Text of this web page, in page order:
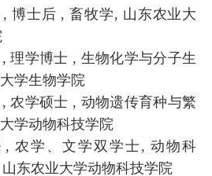
,博士后 ,畜牧学, 山东农业大
,理学博士 , 生物化学与分子生
学生物学院
,农学硕士 , 动物遗传育种与繁
学动物科技学院
,农学、文学双学士,动物科
东农业大学动物科技学院